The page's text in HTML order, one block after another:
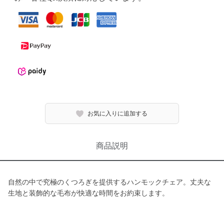
お気に入りに追加する
商品説明
自然の中で究極のくつろぎを提供するハンモックチェア。丈夫な
生地と装飾的な毛布が快適な時間をお約束します。